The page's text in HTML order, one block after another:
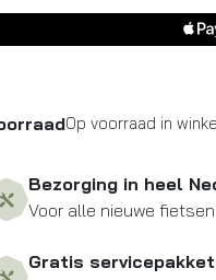
Op voorraad in
Bezorging in heel
Voor alle nieuwe fietsen
Gratis servicepakket